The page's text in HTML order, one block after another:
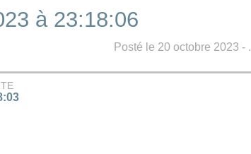
à 23:18:06
Posté le 20 octobre 2023 - .